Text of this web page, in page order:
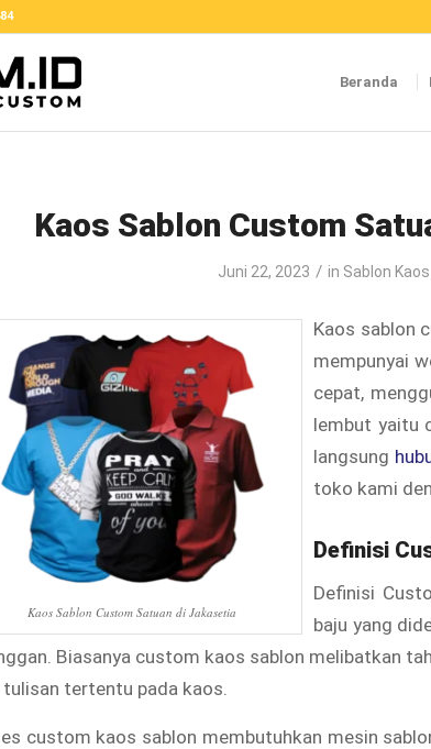
Beranda
Kaos Sablon Custom
Juni 22, 2023 / in Sablon Kaos
Kaos Sablon Custom Satuan di Jakasetia
Kaos sablon
mempunyai
cepat,
lembut yaitu
langsung
toko kami
Definisi
Definisi
baju yang
Biasanya custom kaos sablon melibatkan
tulisan tertentu pada kaos.
custom kaos sablon membutuhkan mesin